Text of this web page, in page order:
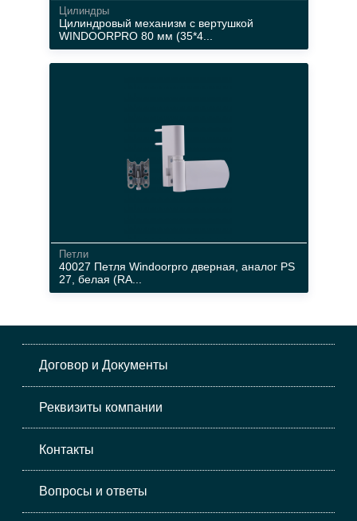
Цилиндры
Цилиндровый механизм c вертушкой
WINDOORPRO 80 мм (35*4...
Петли
40027 Петля Windoorpro дверная, аналог PS
27, белая (RA...
+10 / -5 мм
Договор и Документы
Реквизиты компании
Контакты
Вопросы и ответы